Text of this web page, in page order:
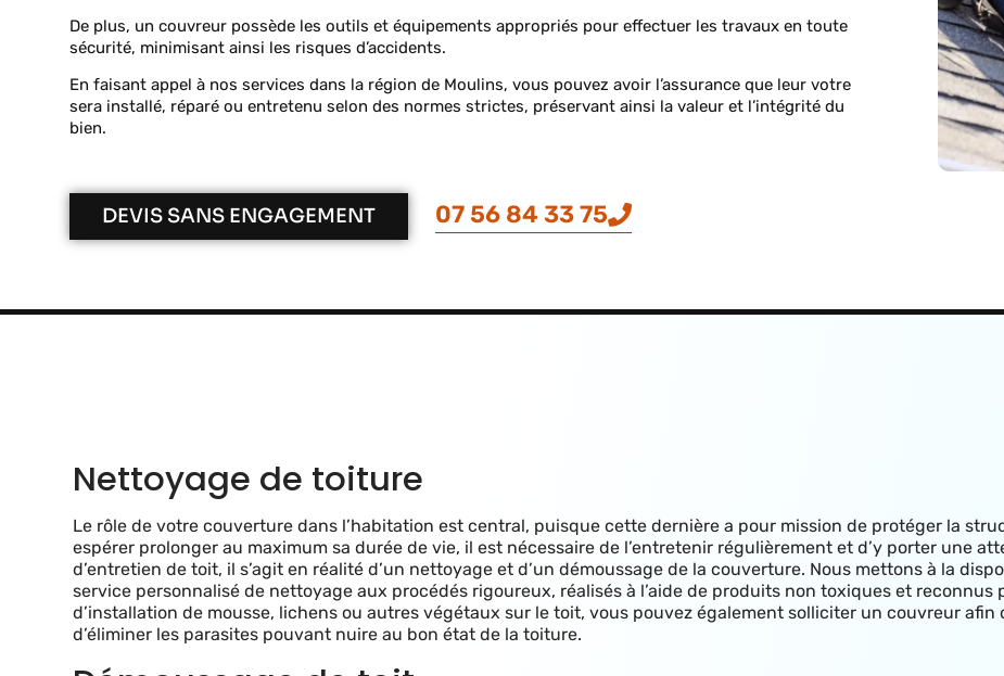
De plus, un couvreur possède les outils et équipements appropriés pour effectuer les travaux en toute
sécurité, minimisant ainsi les risques d’accidents.
En faisant appel à nos services dans la région de Moulins, vous pouvez avoir l’assurance que leur votre
sera installé, réparé ou entretenu selon des normes strictes, préservant ainsi la valeur et l’intégrité du
bien.
DEVIS SANS ENGAGEMENT 07 56 84 33 75
Nettoyage de toiture
Le rôle de votre couverture dans l’habitation est central, puisque cette dernière a pour mission de protéger la
espérer prolonger au maximum sa durée de vie, il est nécessaire de l’entretenir régulièrement et d’y porter une
d’entretien de toit, il s’agit en réalité d’un nettoyage et d’un démoussage de la couverture. Nous mettons à la
service personnalisé de nettoyage aux procédés rigoureux, réalisés à l’aide de produits non toxiques et reconnus
d’installation de mousse, lichens ou autres végétaux sur le toit, vous pouvez également solliciter un couvreur afin
d’éliminer les parasites pouvant nuire au bon état de la toiture.